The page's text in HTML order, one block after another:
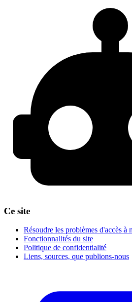
Ce site
Résoudre les problèmes d'accès à
Fonctionnalités du site
Politique de confidentialité
Liens, sources, que publions-nous